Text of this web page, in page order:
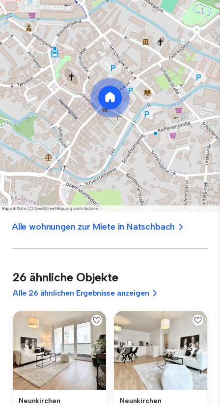
Alle wohnungen zur Miete in Natschbach
26 ähnliche Objekte
Alle 26 ähnlichen Ergebnisse anzeigen
Neunkirchen Neunkirchen